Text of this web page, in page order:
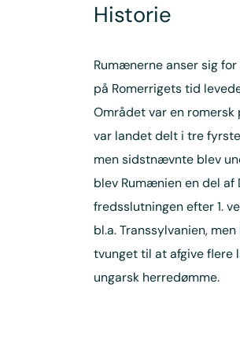
Historie
Rumænerne anser sig
på Romerrigets tid
Området var en romersk
var landet delt i tre
men sidstnævnte blev
blev Rumænien en del af
fredsslutningen efter 1.
bl.a. Transsylvanien,
tvunget til at afgive flere
ungarsk herredømme.